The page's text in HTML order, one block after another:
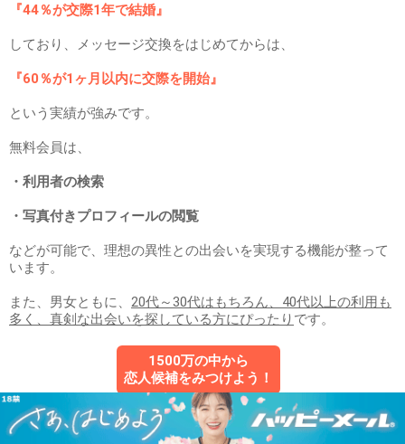
『44％が交際1年で結婚』
しており、メッセージ交換をはじめてからは、
『60％が1ヶ月以内に交際を開始』
という実績が強みです。
無料会員は、
・利用者の検索
・写真付きプロフィールの閲覧
などが可能で、理想の異性との出会いを実現する機能が整って
います。
また、男女ともに、 20代～30代はもちろん、40代以上の利用も
多く、真剣な出会いを探している方にぴったり です。
1500万の中から
恋人候補をみつけよう！